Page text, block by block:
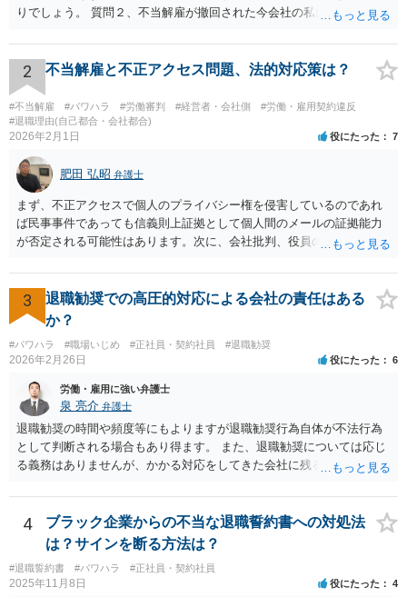
りでしょう。 質問２、不当解雇が撤回された今会社の私に対する不当
をすることができるので、注意指導だけでは訴えることは難しいでし
ょう。ただ、その内容が注意指導に必要な程度を超えた「ハラスメン
ト」になっていれば、訴えることができます（不法行為に基づく損害
賠償請求訴訟）。ただし、賠償額は極めて低額でしょう。以前の解雇
の際弁護士に依頼しているのであれば、証拠収集などについてその先
生に早めに相談しておくことをお勧めします。 質問３、退職を合意と
する金銭解決を再度持ちかける事は有効ですが？ 回答 有効ではない
でしょう。一般に、会社はあなたに「自主退職」してほしいと考えて
嫌がらせをしています。ですので、「会社があなたにお金を払う」の
は抵抗するでしょう。あるいは極めて低額な解決金での退職となるで
しょう。また、自分から金銭解決を持ちかけるのは弱みを見せること
なので作戦的にもお勧めしません。「自分は絶対に辞めない！」とい
ち掛けさせるのがベストです。あらゆる交渉ごとに共通するセオリー
ですが、自分から持ち掛ければこちらの立場が弱くなり、相手から持
ち掛けさせればこちらの立場が強くなるのです。 補足 私のお勧め
は、個人で加入できる労働組合（ユニオンとか合同労組と呼ばれる労
働組合）に加入して団体交渉することです。本当は復職時に加入して
交渉できた）。ですが今からでも遅くありません。労働組合に入って
団体交渉し、その中で場合によっては金銭解決を目指すというのが良
いと思います。
2 不当解雇と不正アクセス問題、法的対応策は？
#不当解雇 #パワハラ #労働審判 #経営者・会社側
#労働・雇用契約違反
#退職理由(自己都合・会社都合)
2026年2月1日 役にたった 7
肥田 弘昭 弁護士
まず、不正アクセスで個人のプライバシー権を侵害しているのであれ
ば民事事件であっても信義則上証拠として個人間のメールの証拠能力
が否定される可能性はあります。次に、会社批判、役員の悪口の個人
に面談相談して解雇無効を争うかどうか相談することをお勧めしま
す。ご参考にしてください。
3
退職勧奨での高圧的対応による会社の責任はある
か？
#パワハラ #職場いじめ #正社員・契約社員 #退職勧奨
2026年2月26日 役にたった 6
労働・雇用に強い弁護士
泉 亮介 弁護士
退職勧奨の時間や頻度等にもよりますが退職勧奨行為自体が不法行為
として判断される場合もあり得ます。 また、退職勧奨については応じ
る義務はありませんが、かかる対応をしてきた会社に残るということ
奨に応じる代わりに金銭的な交渉をし、お金を払ってもらって会社を
辞めるということがよく行われるかと思われますので、そうした対応
も選択肢に入れても良いでしょう。 その場合、ご自身で会社と対応し
ていくことは難しいと思われますので弁護士への依頼を前提とするこ
ととなるかと思われます。
4
ブラック企業からの不当な退職誓約書への対処法
は？サインを断る方法は？
#退職誓約書 #パワハラ #正社員・契約社員
2025年11月8日 役にたった 4